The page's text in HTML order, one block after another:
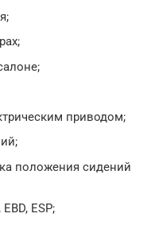
приводом;
положения сидений
ESP;